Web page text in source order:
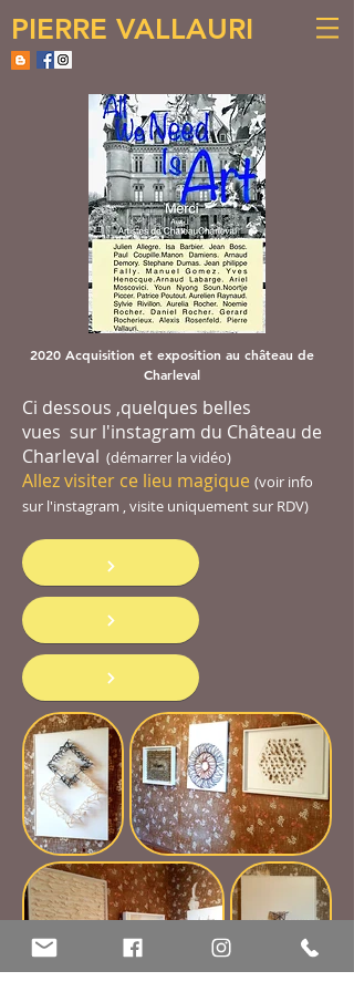
PIERRE VALLAURI
2020 Acquisition et exposition au château de
Charleval
Ci dessous ,quelques belles
vues sur l'instagram du Château de
Charleval (démarrer la vidéo)
Allez visiter ce lieu magique (voir info
sur l'instagram , visite uniquement sur RDV)